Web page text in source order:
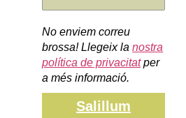
No enviem correu
brossa! Llegeix lanostra
política de privacitatper
a més informació.
Salillum